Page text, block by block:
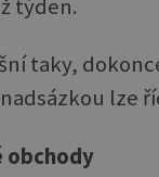
týden.
taky,
lze
obchody